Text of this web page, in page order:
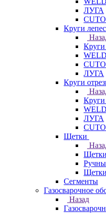
ЛУГА
Круги
Круги
ЛУГА
Круги
Круги
ЛУГА
Щетки
Щетки
Щетки
Сегменты
Газосварочное
Назад